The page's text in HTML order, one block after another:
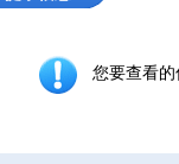
您要查看